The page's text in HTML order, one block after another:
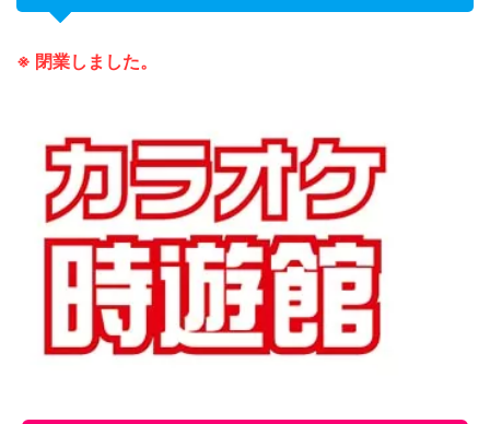
※ 閉業しました。